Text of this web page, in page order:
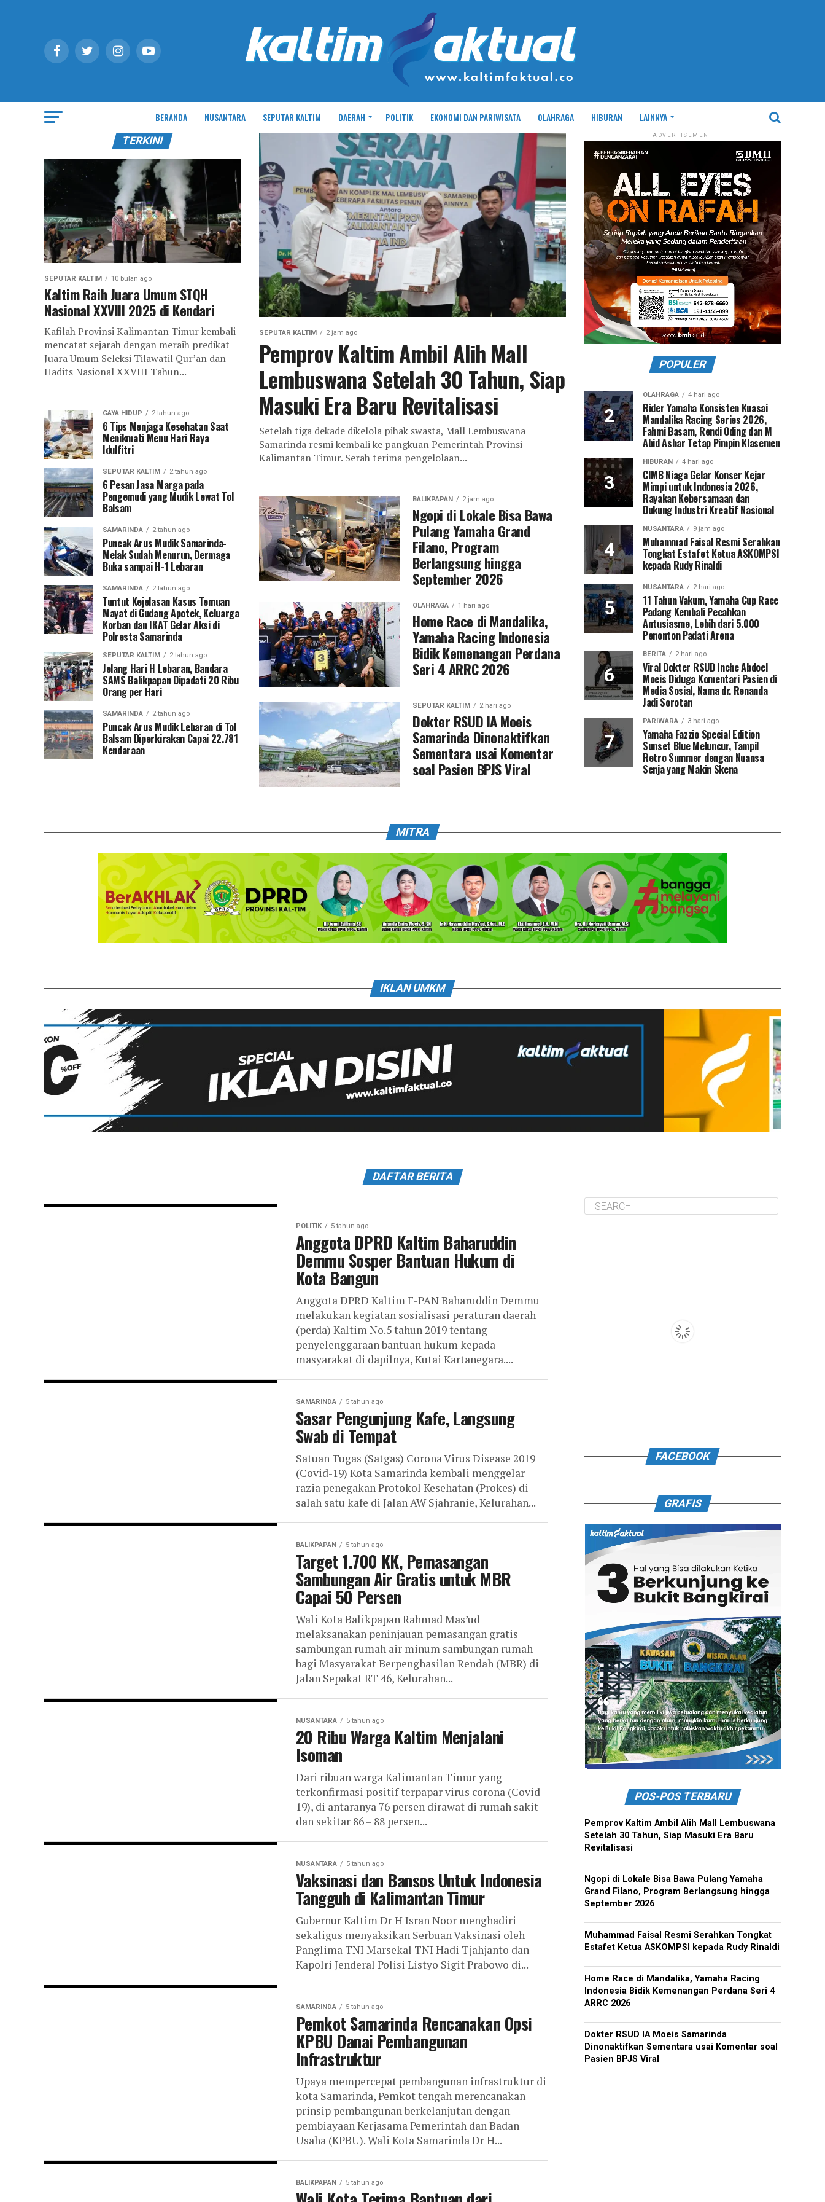
BERANDA NUSANTARA SEPUTAR KALTIM DAERAH POLITIK EKONOMI DAN PARIWISATA OLAHRAGA HIBURAN LAINNYA
SEPUTAR KALTIM 2 jam ago
Pemprov Kaltim Ambil Alih Mall
Lembuswana Setelah 30 Tahun, Siap
Masuki Era Baru Revitalisasi
Setelah tiga dekade dikelola pihak swasta, Mall Lembuswana
Samarinda resmi kembali ke pangkuan Pemerintah Provinsi
Kalimantan Timur. Serah terima pengelolaan...
BALIKPAPAN 2 jam ago
Ngopi di Lokale Bisa Bawa
Pulang Yamaha Grand
Filano, Program
Berlangsung hingga
September 2026
OLAHRAGA 1 hari ago
Home Race di Mandalika,
Yamaha Racing Indonesia
Bidik Kemenangan Perdana
Seri 4 ARRC 2026
SEPUTAR KALTIM 2 hari ago
Dokter RSUD IA Moeis
Samarinda Dinonaktifkan
Sementara usai Komentar
soal Pasien BPJS Viral
TERKINI
SEPUTAR KALTIM 10 bulan ago
Kaltim Raih Juara Umum STQH
Nasional XXVIII 2025 di Kendari
Kafilah Provinsi Kalimantan Timur kembali
mencatat sejarah dengan meraih predikat
Juara Umum Seleksi Tilawatil Qur’an dan
Hadits Nasional XXVIII Tahun...
GAYA HIDUP 2 tahun ago
6 Tips Menjaga Kesehatan Saat
Menikmati Menu Hari Raya
Idulfitri
SEPUTAR KALTIM 2 tahun ago
6 Pesan Jasa Marga pada
Pengemudi yang Mudik Lewat Tol
Balsam
SAMARINDA 2 tahun ago
Puncak Arus Mudik Samarinda-
Melak Sudah Menurun, Dermaga
Buka sampai H-1 Lebaran
SAMARINDA 2 tahun ago
Tuntut Kejelasan Kasus Temuan
Mayat di Gudang Apotek, Keluarga
Korban dan IKAT Gelar Aksi di
Polresta Samarinda
SEPUTAR KALTIM 2 tahun ago
Jelang Hari H Lebaran, Bandara
SAMS Balikpapan Dipadati 20 Ribu
Orang per Hari
SAMARINDA 2 tahun ago
Puncak Arus Mudik Lebaran di Tol
Balsam Diperkirakan Capai 22.781
Kendaraan
ADVERTISEMENT
POPULER
OLAHRAGA 4 hari ago
Rider Yamaha Konsisten Kuasai
Mandalika Racing Series 2026,
Fahmi Basam, Rendi Oding dan M
Abid Ashar Tetap Pimpin Klasemen
HIBURAN 4 hari ago
CIMB Niaga Gelar Konser Kejar
Mimpi untuk Indonesia 2026,
Rayakan Kebersamaan dan
Dukung Industri Kreatif Nasional
NUSANTARA 9 jam ago
Muhammad Faisal Resmi Serahkan
Tongkat Estafet Ketua ASKOMPSI
kepada Rudy Rinaldi
NUSANTARA 2 hari ago
11 Tahun Vakum, Yamaha Cup Race
Padang Kembali Pecahkan
Antusiasme, Lebih dari 5.000
Penonton Padati Arena
BERITA 2 hari ago
Viral Dokter RSUD Inche Abdoel
Moeis Diduga Komentari Pasien di
Media Sosial, Nama dr. Renanda
Jadi Sorotan
PARIWARA 3 hari ago
Yamaha Fazzio Special Edition
Sunset Blue Meluncur, Tampil
Retro Summer dengan Nuansa
Senja yang Makin Skena
MITRA
IKLAN UMKM
DAFTAR BERITA
POLITIK 5 tahun ago
Anggota DPRD Kaltim Baharuddin
Demmu Sosper Bantuan Hukum di
Kota Bangun
Anggota DPRD Kaltim F-PAN Baharuddin Demmu
melakukan kegiatan sosialisasi peraturan daerah
(perda) Kaltim No.5 tahun 2019 tentang
penyelenggaraan bantuan hukum kepada
masyarakat di dapilnya, Kutai Kartanegara....
SAMARINDA 5 tahun ago
Sasar Pengunjung Kafe, Langsung
Swab di Tempat
Satuan Tugas (Satgas) Corona Virus Disease 2019
(Covid-19) Kota Samarinda kembali menggelar
razia penegakan Protokol Kesehatan (Prokes) di
salah satu kafe di Jalan AW Sjahranie, Kelurahan...
BALIKPAPAN 5 tahun ago
Target 1.700 KK, Pemasangan
Sambungan Air Gratis untuk MBR
Capai 50 Persen
Wali Kota Balikpapan Rahmad Mas’ud
melaksanakan peninjauan pemasangan gratis
sambungan rumah air minum sambungan rumah
bagi Masyarakat Berpenghasilan Rendah (MBR) di
Jalan Sepakat RT 46, Kelurahan...
NUSANTARA 5 tahun ago
20 Ribu Warga Kaltim Menjalani
Isoman
Dari ribuan warga Kalimantan Timur yang
terkonfirmasi positif terpapar virus corona (Covid-
19), di antaranya 76 persen dirawat di rumah sakit
dan sekitar 86 – 88 persen...
NUSANTARA 5 tahun ago
Vaksinasi dan Bansos Untuk Indonesia
Tangguh di Kalimantan Timur
Gubernur Kaltim Dr H Isran Noor menghadiri
sekaligus menyaksikan Serbuan Vaksinasi oleh
Panglima TNI Marsekal TNI Hadi Tjahjanto dan
Kapolri Jenderal Polisi Listyo Sigit Prabowo di...
SAMARINDA 5 tahun ago
Pemkot Samarinda Rencanakan Opsi
KPBU Danai Pembangunan
Infrastruktur
Upaya mempercepat pembangunan infrastruktur di
kota Samarinda, Pemkot tengah merencanakan
prinsip pembangunan berkelanjutan dengan
pembiayaan Kerjasama Pemerintah dan Badan
Usaha (KPBU). Wali Kota Samarinda Dr H...
BALIKPAPAN 5 tahun ago
FACEBOOK
GRAFIS
POS-POS TERBARU
Pemprov Kaltim Ambil Alih Mall Lembuswana
Setelah 30 Tahun, Siap Masuki Era Baru
Revitalisasi
Ngopi di Lokale Bisa Bawa Pulang Yamaha
Grand Filano, Program Berlangsung hingga
September 2026
Muhammad Faisal Resmi Serahkan Tongkat
Estafet Ketua ASKOMPSI kepada Rudy Rinaldi
Home Race di Mandalika, Yamaha Racing
Indonesia Bidik Kemenangan Perdana Seri 4
ARRC 2026
Dokter RSUD IA Moeis Samarinda
Dinonaktifkan Sementara usai Komentar soal
Pasien BPJS Viral